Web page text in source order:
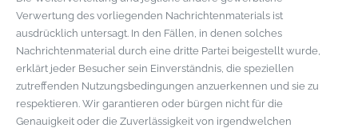
Verwertung des vorliegenden Nachrichtenmaterials ist
ausdrücklich untersagt. In den Fällen, in denen solches
Nachrichtenmaterial durch eine dritte Partei beigestellt wurde,
erklärt jeder Besucher sein Einverständnis, die speziellen
zutreffenden Nutzungsbedingungen anzuerkennen und sie zu
respektieren. Wir garantieren oder bürgen nicht für die
Genauigkeit oder die Zuverlässigkeit von irgendwelchen